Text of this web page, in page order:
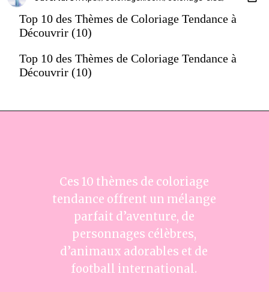
Top 10 des Thèmes de Coloriage Tendance à
Découvrir (10)
Top 10 des Thèmes de Coloriage Tendance à
Découvrir (10)
Ces 10 thèmes de coloriage
tendance offrent un mélange
parfait d’aventure, de
personnages célèbres,
d’animaux adorables et de
football international.